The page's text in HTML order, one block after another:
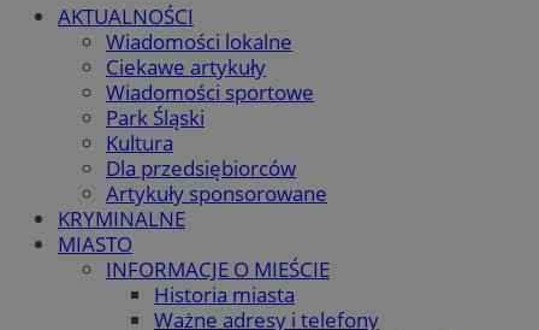
AKTUALNOŚCI
Wiadomości lokalne
Ciekawe artykuły
Wiadomości sportowe
Park Śląski
Kultura
Dla przedsiębiorców
Artykuły sponsorowane
KRYMINALNE
MIASTO
INFORMACJE O MIEŚCIE
Historia miasta
Ważne adresy i telefony